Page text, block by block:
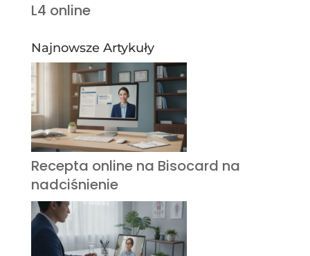
L4 online
Najnowsze Artykuły
Recepta online na Bisocard na
nadciśnienie